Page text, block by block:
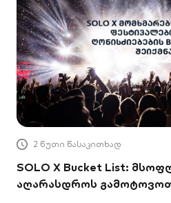
2 წუთი წასაკითხად
SOLO X Bucket List:
აღარასდროს